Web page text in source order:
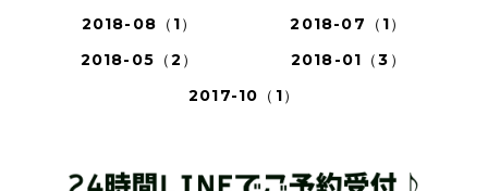
2018-08（1）
2018-07（1）
2018-05（2）
2018-01（3）
2017-10（1）